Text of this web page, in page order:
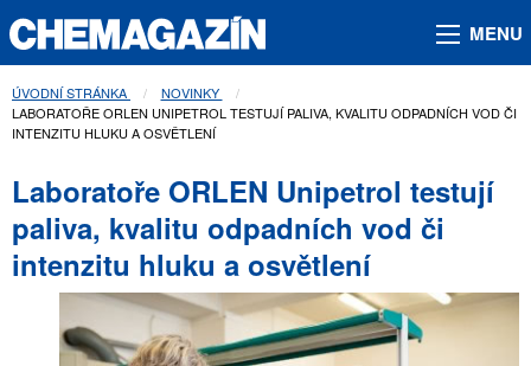
MENU
ÚVODNÍ STRÁNKA
NOVINKY
AKTUÁLNÍ STRÁNKA:
LABORATOŘE ORLEN UNIPETROL TESTUJÍ PALIVA, KVALITU ODPADNÍCH VOD ČI
INTENZITU HLUKU A OSVĚTLENÍ
Laboratoře ORLEN Unipetrol testují
paliva, kvalitu odpadních vod či
intenzitu hluku a osvětlení